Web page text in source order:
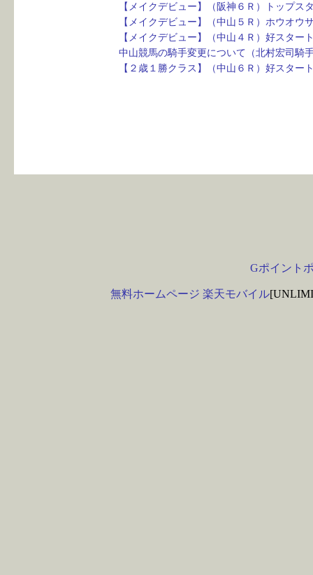
【メイクデビュー】（阪神６Ｒ）トップス
【メイクデビュー】（中山５Ｒ）ホウオウ
【メイクデビュー】（中山４Ｒ）好スター
中山競馬の騎手変更について
【２歳１勝クラス】（中山６Ｒ）好スター
Gポイント
無料ホームページ 楽天モバイル